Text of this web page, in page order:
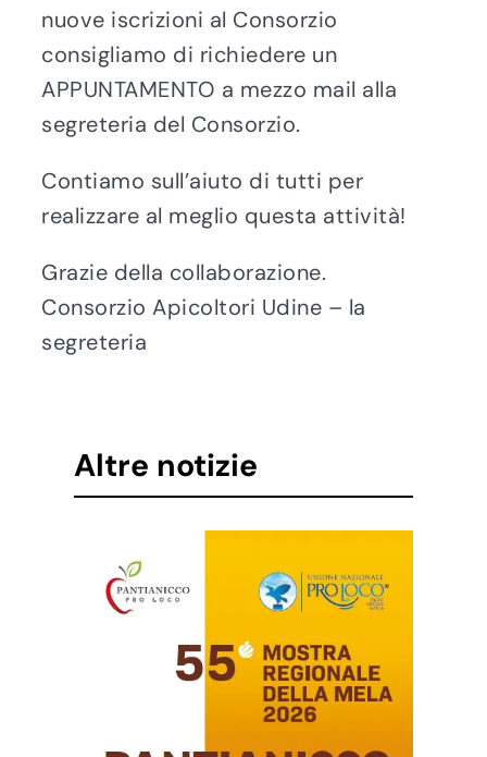
nuove iscrizioni al Consorzio
consigliamo di richiedere un
APPUNTAMENTO a mezzo mail alla
segreteria del Consorzio.
Contiamo sull’aiuto di tutti per
realizzare al meglio questa attività!
Grazie della collaborazione.
Consorzio Apicoltori Udine – la
segreteria
Altre notizie